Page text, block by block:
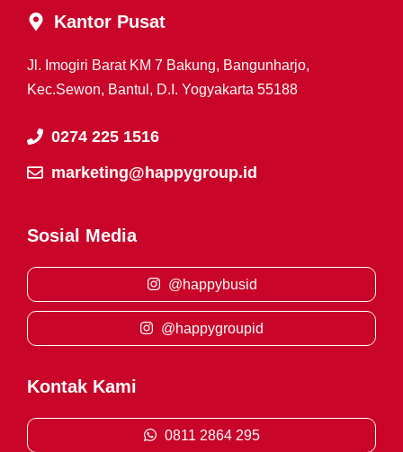
Kantor Pusat
Jl. Imogiri Barat KM 7 Bakung, Bangunharjo,
Kec.Sewon, Bantul, D.I. Yogyakarta 55188
0274 225 1516
marketing@happygroup.id
Sosial Media
@happybusid
@happygroupid
Kontak Kami
0811 2864 295